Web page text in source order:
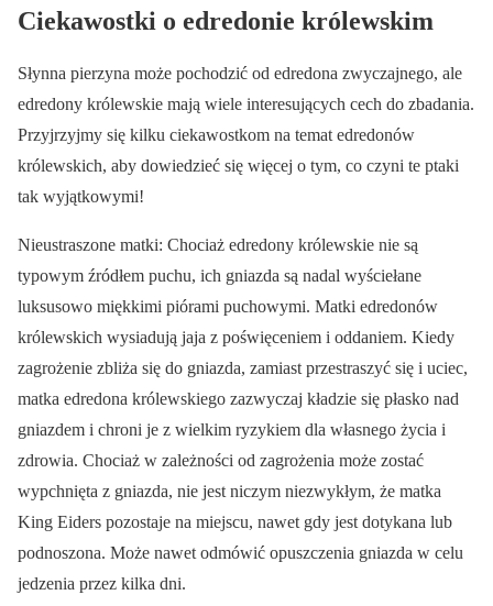
Ciekawostki o edredonie królewskim
Słynna pierzyna może pochodzić od edredona zwyczajnego, ale
edredony królewskie mają wiele interesujących cech do zbadania.
Przyjrzyjmy się kilku ciekawostkom na temat edredonów
królewskich, aby dowiedzieć się więcej o tym, co czyni te ptaki
tak wyjątkowymi!
Nieustraszone matki: Chociaż edredony królewskie nie są
typowym źródłem puchu, ich gniazda są nadal wyściełane
luksusowo miękkimi piórami puchowymi. Matki edredonów
królewskich wysiadują jaja z poświęceniem i oddaniem. Kiedy
zagrożenie zbliża się do gniazda, zamiast przestraszyć się i uciec,
matka edredona królewskiego zazwyczaj kładzie się płasko nad
gniazdem i chroni je z wielkim ryzykiem dla własnego życia i
zdrowia. Chociaż w zależności od zagrożenia może zostać
wypchnięta z gniazda, nie jest niczym niezwykłym, że matka
King Eiders pozostaje na miejscu, nawet gdy jest dotykana lub
podnoszona. Może nawet odmówić opuszczenia gniazda w celu
jedzenia przez kilka dni.